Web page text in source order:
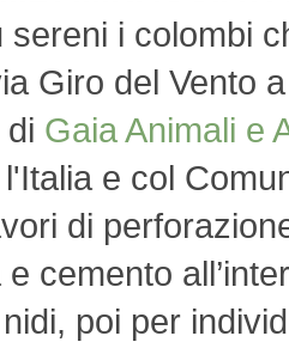
sereni i colombi
Giro del Vento
Gaia Animali e
e col
di
cemento
poi per